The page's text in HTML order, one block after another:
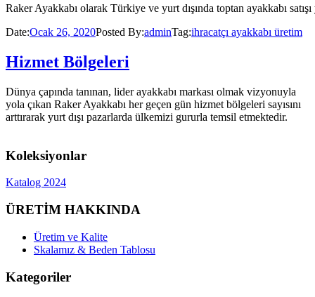
Raker Ayakkabı olarak Türkiye ve yurt dışında toptan ayakkabı
Date:Ocak 26, 2020Posted By:adminTag:ihracatçı ayakkabı üretim
Hizmet Bölgeleri
Dünya çapında tanınan, lider ayakkabı markası olmak vizyonuyla
yola çıkan Raker Ayakkabı her geçen gün hizmet bölgeleri sayısını
arttırarak yurt dışı pazarlarda ülkemizi gururla temsil etmektedir.
Koleksiyonlar
Katalog 2024
ÜRETİM HAKKINDA
Üretim ve Kalite
Skalamız & Beden Tablosu
Kategoriler